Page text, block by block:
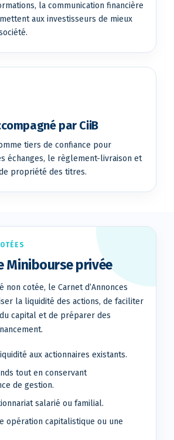
la communication financière
aux investisseurs de mieux
par CiiB
tiers de confiance pour
échanges, le règlement-livraison et
propriété des titres.
Minibourse privée
non cotée, le Carnet d’Annonces
la liquidité des actions, de faciliter
capital et de préparer des
aux actionnaires existants.
tout en conservant
de gestion.
salarié ou familial.
opération capitalistique ou une